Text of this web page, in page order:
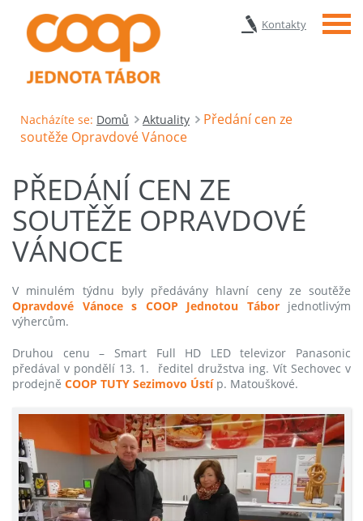
Kontakty Menu
Nacházíte se: Domů Aktuality
Předání cen ze
soutěže Opravdové Vánoce
PŘEDÁNÍ CEN ZE
SOUTĚŽE OPRAVDOVÉ
VÁNOCE
V minulém týdnu byly předávány hlavní ceny ze soutěže
Opravdové Vánoce s COOP Jednotou Táborjednotlivým
výhercům.
Druhou cenu – Smart Full HD LED televizor Panasonic
předával v pondělí 13. 1. ředitel družstva ing. Vít Sechovec v
prodejně COOP TUTY Sezimovo Ústíp. Matouškové.